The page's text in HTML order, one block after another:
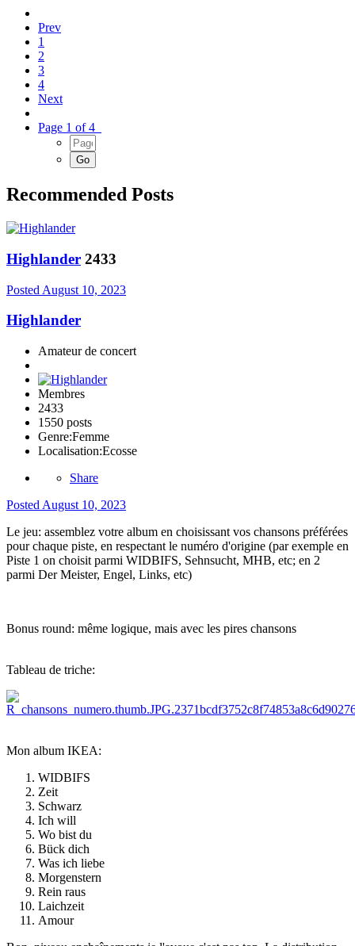
Prev
1
2
3
4
Next
Page 1 of 4
Recommended Posts
Highlander 2433
Posted August 10, 2023
Highlander
Amateur de concert
Membres
2433
1550 posts
Genre:Femme
Localisation:Ecosse
Share
Posted August 10, 2023
Le jeu: assemblez votre album en choisissant vos chansons préférées
pour chaque piste, en respectant le numéro d'origine (par exemple en
Piste 1 on choisit parmi WIDBIFS, Sehnsucht, MHB, etc; en 2
parmi Der Meister, Engel, Links, etc)
Bonus round: même logique, mais avec les pires chansons
Tableau de triche:
Mon album IKEA:
WIDBIFS
Zeit
Schwarz
Ich will
Wo bist du
Bück dich
Was ich liebe
Morgenstern
Rein raus
Laichzeit
Amour